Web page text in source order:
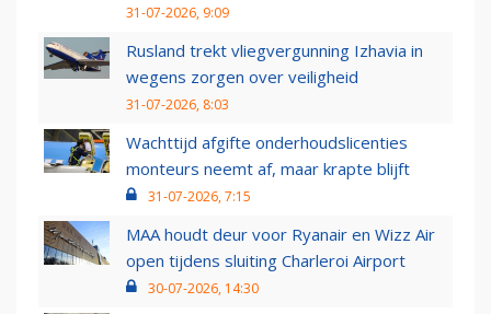
31-07-2026, 9:09
Rusland trekt vliegvergunning Izhavia in
wegens zorgen over veiligheid
31-07-2026, 8:03
Wachttijd afgifte onderhoudslicenties
monteurs neemt af, maar krapte blijft
31-07-2026, 7:15
MAA houdt deur voor Ryanair en Wizz Air
open tijdens sluiting Charleroi Airport
30-07-2026, 14:30